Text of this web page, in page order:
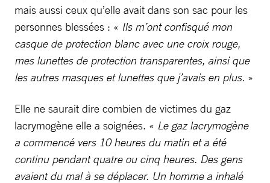
mais aussi ceux qu’elle avait dans son sac pour les
personnes blessées : « Ils m’ont confisqué mon
casque de protection blanc avec une croix rouge,
mes lunettes de protection transparentes, ainsi que
les autres masques et lunettes que j’avais en plus. »
Elle ne saurait dire combien de victimes du gaz
lacrymogène elle a soignées. « Le gaz lacrymogène
a commencé vers 10 heures du matin et a été
continu pendant quatre ou cinq heures. Des gens
avaient du mal à se déplacer. Un homme a inhalé